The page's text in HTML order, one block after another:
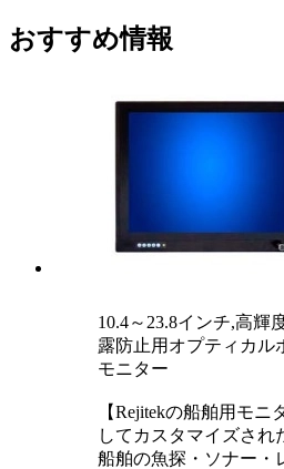
おすすめ情報
10.4～23.8インチ,高輝
露防止用オプティカル
モニター
【Rejitekの船舶用モ
してカスタマイズされ
船舶の魚探・ソナー・